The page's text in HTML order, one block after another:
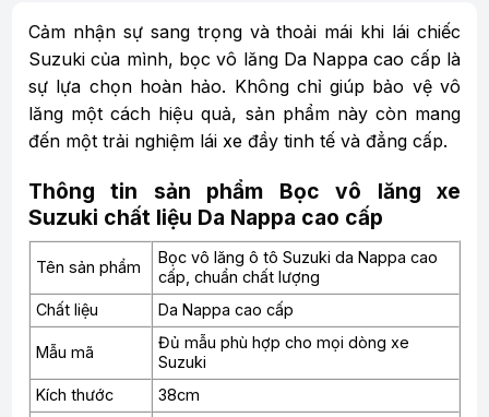
Cảm nhận sự sang trọng và thoải mái khi lái chiếc
Suzuki của mình, bọc vô lăng Da Nappa cao cấp là
sự lựa chọn hoàn hảo. Không chỉ giúp bảo vệ vô
lăng một cách hiệu quả, sản phẩm này còn mang
đến một trải nghiệm lái xe đầy tinh tế và đẳng cấp.
Thông tin sản phẩm Bọc vô lăng xe
Suzuki chất liệu Da Nappa cao cấp
Tên sản phẩm
Bọc vô lăng ô tô Suzuki da Nappa cao
cấp, chuẩn chất lượng
Chất liệu
Da Nappa cao cấp
Mẫu mã
Đủ mẫu phù hợp cho mọi dòng xe
Suzuki
Kích thước
38cm